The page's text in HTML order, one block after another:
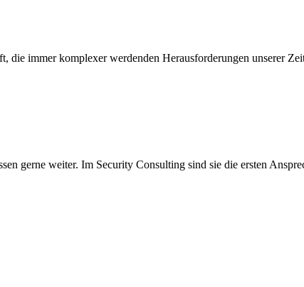
immer komplexer werdenden Herausforderungen unserer
gerne weiter. Im Security Consulting sind sie die ersten